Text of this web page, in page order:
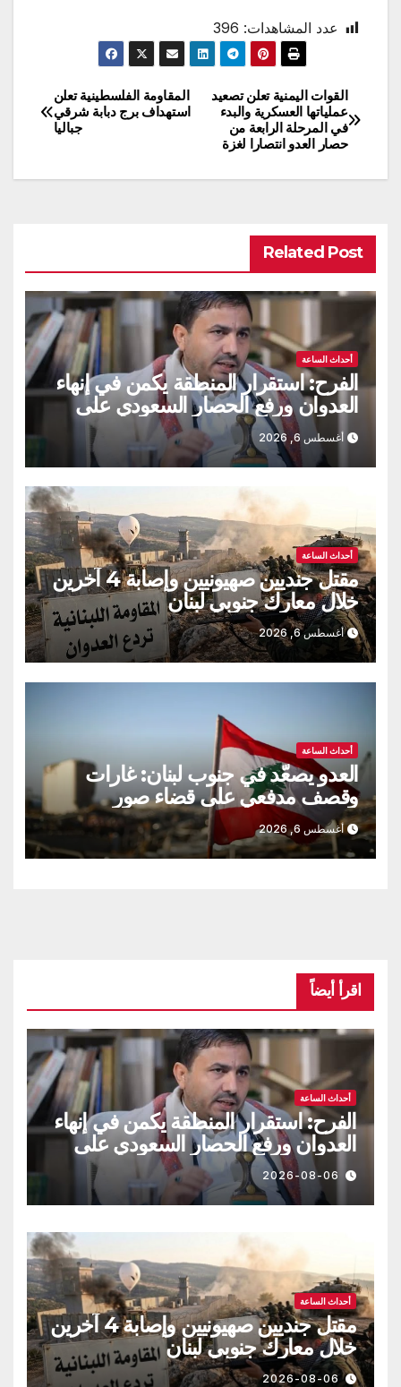
عدد المشاهدات: 396
تصفّح
المقالات
المقاومة الفلسطينية تعلن
استهداف برج دبابة شرقي
جباليا
القوات اليمنية تعلن تصعيد
عملياتها العسكرية والبدء
في المرحلة الرابعة من
حصار العدو انتصارا لغزة
Related Post
أحداث الساعة
الفرح: استقرار المنطقة يكمن في إنهاء
العدوان ورفع الحصار السعودي على
اليمن
أغسطس 6, 2026
أحداث الساعة
مقتل جنديين صهيونيين وإصابة 4 آخرين
خلال معارك جنوبي لبنان
أغسطس 6, 2026
أحداث الساعة
العدو يصعّد في جنوب لبنان: غارات
وقصف مدفعي على قضاء صور
أغسطس 6, 2026
اقرأ أيضاً
أحداث الساعة
الفرح: استقرار المنطقة يكمن في إنهاء
العدوان ورفع الحصار السعودي على
اليمن
2026-08-06
أحداث الساعة
مقتل جنديين صهيونيين وإصابة 4 آخرين
خلال معارك جنوبي لبنان
2026-08-06